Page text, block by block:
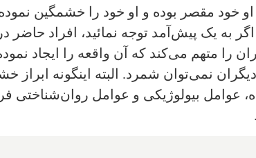
خود مقصر بوده و او خود را خشمگین
به یک پیش‌‌آمد توجه نمائید، افراد حاضر
متهم می‌کند که آن واقعه را ایجاد
نمی‌توان شمرد. البته اینگونه ابراز
بیولوژیکی و عوامل روان‌شناختی